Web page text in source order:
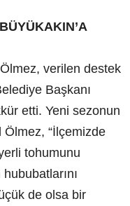
verilen destek
Başkanı
etti. Yeni sezonun
“İlçemizde
tohumunu
de olsa bir